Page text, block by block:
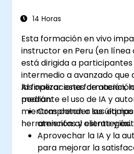
14 Horas
Esta formación en vivo
instructor en Peru (en línea
está dirigida a participantes
intermedio a avanzado que
las operaciones de
mediante el uso de IA y
mientras dotan a sus
herramientas y estrategias.
Al finalizar esta formación,
podrán:
Comprender las
atención al cliente y
Aprovechar la IA y la
para mejorar la